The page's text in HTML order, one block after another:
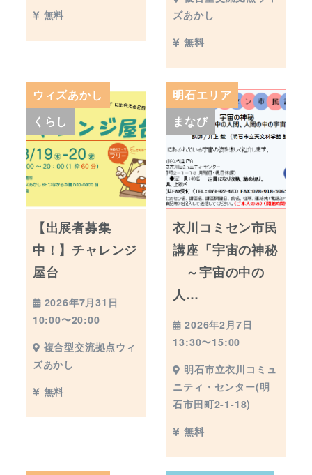
無料
ズあかし
無料
ウィズあかし
くらし
【出展者募集
中！】チャレンジ
屋台
2026年7月31日
10:00〜20:00
複合型交流拠点ウィ
ズあかし
無料
明石エリア
まなび
衣川コミセン市民
講座「宇宙の神秘
～宇宙の中の
人…
2026年2月7日
13:30〜15:00
明石市立衣川コミュ
ニティ・センター(明
石市田町2-1-18)
無料